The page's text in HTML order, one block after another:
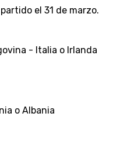
el 31 de marzo.
- Italia o Irlanda
o Albania